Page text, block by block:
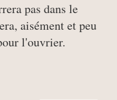
pas dans le
aisément et peu
l'ouvrier.